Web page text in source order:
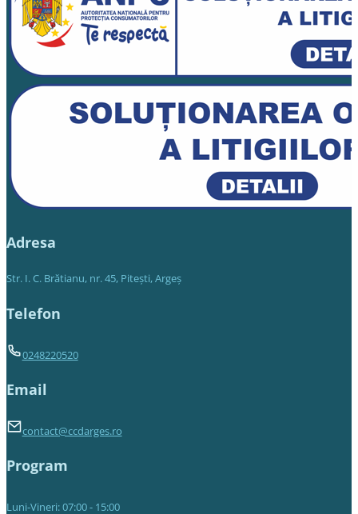
Adresa
Str. I. C. Brătianu, nr. 45, Piteşti, Argeş
Telefon
0248220520
Email
contact@ccdarges.ro
Program
Luni-Vineri: 07:00 - 15:00